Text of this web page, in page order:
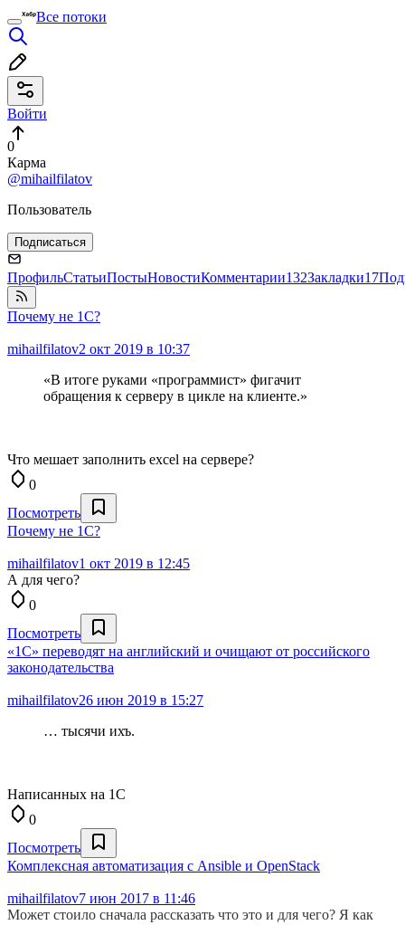
Все потоки
Войти
0
Карма
@mihailfilatov
Пользователь
Подписаться
ПрофильСтатьиПостыНовостиКомментарии132Закладки17
Почему не 1С?
mihailfilatov2 окт 2019 в 10:37
«В итоге руками «программист» фигачит
обращения к серверу в цикле на клиенте.»
Что мешает заполнить excel на сервере?
0
Посмотреть
Почему не 1С?
mihailfilatov1 окт 2019 в 12:45
А для чего?
0
Посмотреть
«1С» переводят на английский и очищают от российского
законодательства
mihailfilatov26 июн 2019 в 15:27
… тысячи ихъ.
Написанных на 1С
0
Посмотреть
Комплексная автоматизация с Ansible и OpenStack
mihailfilatov7 июн 2017 в 11:46
Может стоило сначала рассказать что это и для чего? Я как